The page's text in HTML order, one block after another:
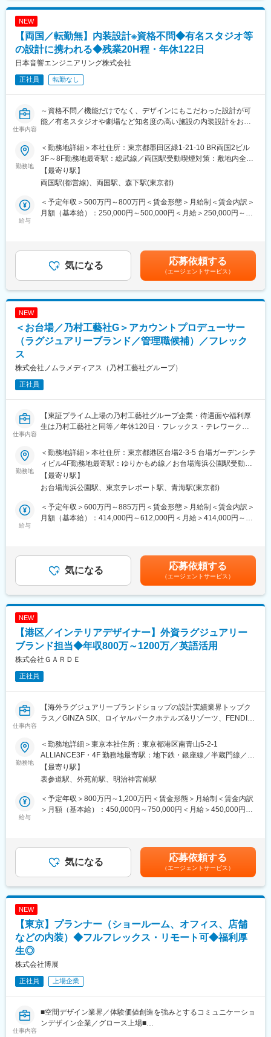
おり、社員教育や福利厚生も充実しているため、長期的なキャリ
変更の範囲：会社の定める業務
案件のほとんどを元請けとしての立場で受注しております。顧客
への提案から携わり、企画・構想段階からご相談を頂く機会が多
数あります。各案件には立ち上げ～完成まで全工程に関わってい
ただくことができるため、ご自身の思いが「カタチ」になる瞬間
を味わうことができます。銀行案件についてはネットバンキング
■配属先情報：
変更の範囲：当社業務全般
NEW
【両国／転勤無】内装設計※資格不問◆有名スタジオ等
の設計に携われる◆残業20H程・年休122日
日本音響エンジニアリング株式会社
正社員 転勤なし
仕事内容
～資格不問／機能だけでなく、デザインにもこだわった設計が可
能／有名スタジオや劇場など知名度の高い施設の内装設計をお任
有り／年休122日・土日祝休み・残業20H程とWLB◎～
■業務内容
制作スタジオ・楽器練習室などの音響内装工事に関する内装デザ
イン設計業務をお任せします。※工事実務は行いません。
■業務詳細
・内装イメージをお伺いした上でのデザイン案の作成
す。
★★施工事例★★
※下記URLを参照ください
年ニッチトップな業界を牽引してまいりました。その中で、機能
性だけでなく、デザイン性にも今後力を入れていきたいという思
を歓迎いたします。
です。
プレゼン前の1週間は1日2.5H程度まで残業が増えますが、月平均
残業時間は20H程となります。また、土日祝休み、年休122日、転
勤なしとメリハリを持って働ける環境となっております。
■仕事の魅力
当社の建築から測定まで音に関するお客様の様々な課題を解決し
てきた高い技術力を背景に、お客様と共に最高の成果を上げた
り、新しい製品を創造する楽しさがあります。クライアントから
■企業の魅力
日本の建築音響のパイオニアとして半世紀の歴史を誇る当社。テ
勤務地
＜勤務地詳細＞本社住所：東京都墨田区緑1-21-10 BR両国2ビル
3F～8F勤務地最寄駅：総武線／両国駅受動喫煙対策：敷地内全面
禁煙
【最寄り駅】
両国駅(都営線)、両国駅、森下駅(東京都)
給与
＜予定年収＞500万円～800万円＜賃金形態＞月給制＜賃金内訳＞
月額（基本給）：250,000円～500,000円＜月給＞250,000円～
上下する可能性があります。月給(月額)は固定手当を含めた表記で
す。
気になる 応募依頼する
（エージェントサービス）
NEW
＜お台場／乃村工藝社G＞アカウントプロデューサー
（ラグジュアリーブランド／管理職候補）／フレック
ス
株式会社ノムラメディアス（乃村工藝社グループ）
正社員
仕事内容
【東証プライム上場の乃村工藝社グループ企業・待遇面や福利厚
生は乃村工藝社と同等／年休120日・フレックス・テレワーク制
■業務内容：
お客様に寄り添った空間創造のプロデュース全般をお任せしま
す！
ラグジュアリーブランドのウィンドウ＆各所ディスプレイ、各種
イベント、ポップアップストア、店舗内装・什器制作等につい
て、打合せから現場完了まで一貫して携わって頂きます。
案、案件プロデュース
・予算組み、予算管理
・社内外のパートナーメンバーのアサイン
イベント・プロモーション、展示演出装置の設計・施工、店舗企
画・運営を行う会社です。株式会社ノムラデュオ・ノムラテクノ
株式会社・株式会社ノムラデベロップメントの3社が統合して
アカウントプロデュース、クリエイティブ（企画・デザイン）、
エンジニアリング（制作）といった機能別でチームが分かれてお
す。プロジェクト内ではそれぞれがプロとしての役割を果たすた
めに、機能別のチーム内で積極的にノウハウの共有がなされ、あ
る時はチーム総力で知恵を絞り合いプロジェクトに挑むこともあ
ります。 個人及びチームの成果を讃える、表彰制度も設けてお
り、それぞれが一流であることを追及し続け、そして社員同士が
リスペクトし合って仕事をしています！
役職手当／家族手当／住宅手当／通勤手当／単身赴任手当／単身
赴任帰宅手当／ライフプラン手当／在宅勤務手当／時間外手当な
・フレックス制度
・テレワーク制度（試用期間3か月は対象外）
勤務地
＜勤務地詳細＞本社住所：東京都港区台場2-3-5 台場ガーデンシテ
ィビル4F勤務地最寄駅：ゆりかもめ線／お台場海浜公園駅受動喫
煙対策：敷地内喫煙可能場所あり
【最寄り駅】
お台場海浜公園駅、東京テレポート駅、青海駅(東京都)
給与
＜予定年収＞600万円～885万円＜賃金形態＞月給制＜賃金内訳＞
月額（基本給）：414,000円～612,000円＜月給＞414,000円～
（6月、12月）■各種手当：役職手当／家族手当／住宅手当／通勤
手当／単身赴任手当／単身赴任帰宅手当／ライフプラン手当／在
宅勤務手当／時間外手当など賃金はあくまでも目安の金額であ
り、選考を通じて上下する可能性があります。月給(月額)は固定手
当を含めた表記です。
気になる 応募依頼する
（エージェントサービス）
NEW
【港区／インテリアデザイナー】外資ラグジュアリー
ブランド担当◆年収800万～1200万／英語活用
株式会社ＧＡＲＤＥ
正社員
仕事内容
【海外ラグジュアリーブランドショップの設計実績業界トップク
ラス／GINZA SIX、ロイヤルパークホテルズ&リゾーツ、FENDI銀
数】
世界的に有名なブランドの日本国内出店におけるショップデザイ
ン、設計業務、及びディレクション業務を担当頂くインテリアデ
ザイナーを募集致します。チームの中心メンバーとして、クライ
アント、デベロッパー、百貨店、施工会社等との打合せなどもお
任せ致します。
(1)担当クライントの日本支社から物件発生の連絡を受けて業務開
(2)設計…ブランドの本国のデザイナーに案件と区画の規制等の情
(3)図面が出来上がったのちにかかる経費などを算出して見積もり
を提出
■案件実績：GINZA SIX／ロイヤルパークホテルズ&リゾーツ／
■魅力：裁量権をもってデザイン頂けます。ブランドによっては、
勤務地
＜勤務地詳細＞東京本社住所：東京都港区南青山5-2-1
ALLIANCE3F・4F 勤務地最寄駅：地下鉄・銀座線／半蔵門線／表
参道駅受動喫煙対策：屋内全面禁煙変更の範囲：会社の定める事
業所
【最寄り駅】
表参道駅、外苑前駅、明治神宮前駅
給与
＜予定年収＞800万円～1,200万円＜賃金形態＞月給制＜賃金内訳
＞月額（基本給）：450,000円～750,000円＜月給＞450,000円～
も目安の金額であり、選考を通じて上下する可能性があります。
月給(月額)は固定手当を含めた表記です。
気になる 応募依頼する
（エージェントサービス）
NEW
【東京】プランナー（ショールーム、オフィス、店舗
などの内装）◆フルフレックス・リモート可◆福利厚
生◎
株式会社博展
正社員 上場企業
仕事内容
■空間デザイン業界／体験価値創造を強みとするコミュニケーショ
ンデザイン企業／グロース上場■